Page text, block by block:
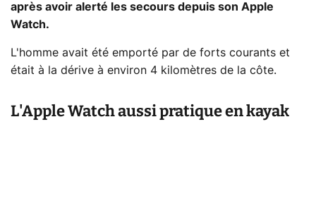
après avoir alerté les secours depuis son Apple
Watch.
L'homme avait été emporté par de forts courants et
était à la dérive à environ 4 kilomètres de la côte.
L'Apple Watch aussi pratique en kayak